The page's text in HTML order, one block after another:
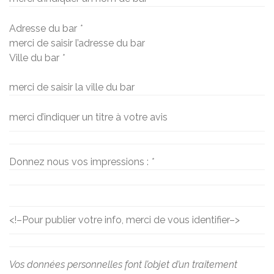
Adresse du bar *
merci de saisir l’adresse du bar
Ville du bar *
merci de saisir la ville du bar
merci d’indiquer un titre à votre avis
Donnez nous vos impressions : *
<!– Pour publier votre info, merci de vous identifier–>
Vos données personnelles font l’objet d’un traitement